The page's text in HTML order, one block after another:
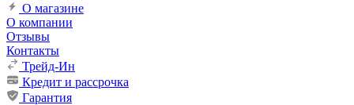
О магазине
О компании
Отзывы
Контакты
Трейд-Ин
Кредит и рассрочка
Гарантия